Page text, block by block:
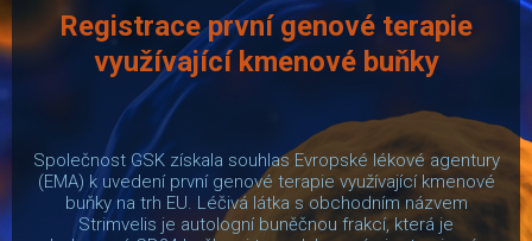
Registrace první genové terapie
využívající kmenové buňky
Společnost GSK získala souhlas Evropské lékové agentury
(EMA) k uvedení první genové terapie využívající kmenové
buňky na trh EU. Léčivá látka s obchodním názvem
Strimvelis je autologní buněčnou frakcí, která je